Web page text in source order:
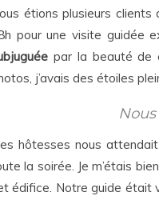
étions plusieurs
pour une visite guidée
par la beauté de
j’avais des étoiles
hôtesses nous
la soirée. Je m’étais
édifice. Notre guide était